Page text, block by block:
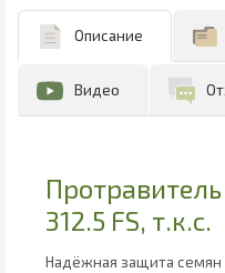
Описание
Видео
312.5 FS, т.к.с.
Надёжная защита семян